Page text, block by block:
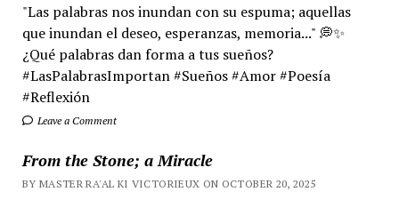
"Las palabras nos inundan con su espuma; aquellas
que inundan el deseo, esperanzas, memoria..." 💭✨
¿Qué palabras dan forma a tus sueños?
#LasPalabrasImportan #Sueños #Amor #Poesía
#Reflexión
Leave a Comment
From the Stone; a Miracle
BY MASTER RA'AL KI VICTORIEUX ON OCTOBER 20, 2025